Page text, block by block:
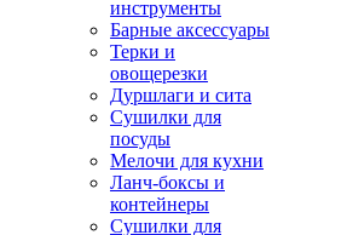
инструменты
Барные аксессуары
Терки и
овощерезки
Дуршлаги и сита
Сушилки для
посуды
Мелочи для кухни
Ланч-боксы и
контейнеры
Сушилки для